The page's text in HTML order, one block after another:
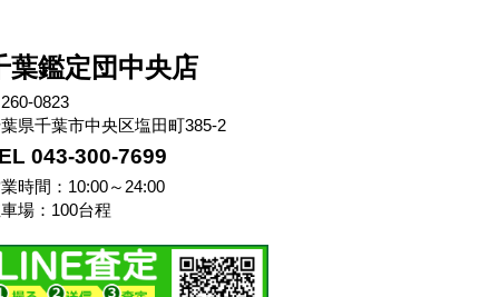
葉鑑定団中央店
0823
県千葉市中央区塩田町385-2
043-300-7699
時間：10:00～24:00
場：100台程